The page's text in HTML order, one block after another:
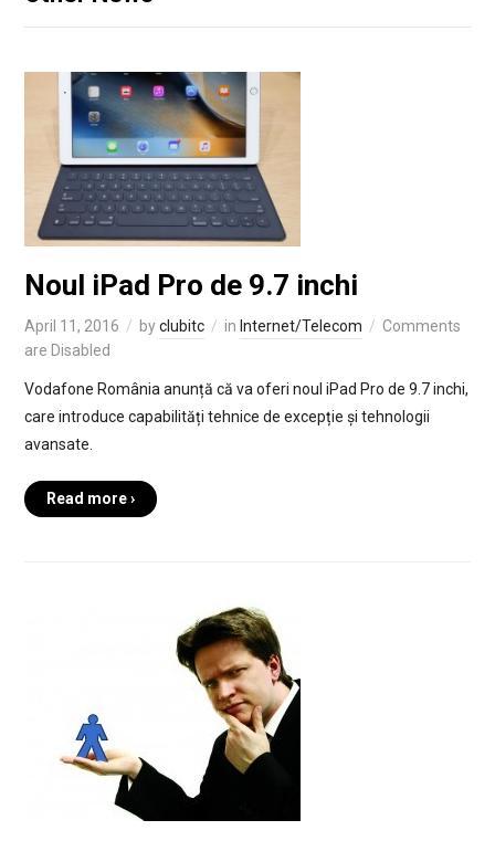
Noul iPad Pro de 9.7 inchi
April 11, 2016 byclubitc in Internet/Telecom
Comments
are Disabled
Vodafone România anunță că va oferi noul iPad Pro de 9.7 inchi,
care introduce capabilități tehnice de excepție și tehnologii
avansate.
Read more ›